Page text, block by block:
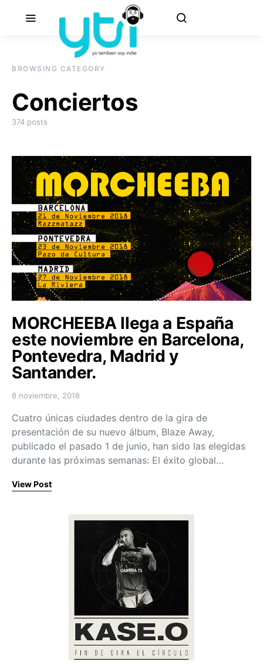
BROWSING CATEGORY
Conciertos
374 posts
MORCHEEBA llega a España
este noviembre en Barcelona,
Pontevedra, Madrid y
Santander.
Posted on
8 noviembre, 2018
Cuatro únicas ciudades dentro de la gira de
presentación de su nuevo álbum, Blaze Away,
publicado el pasado 1 de junio, han sido las elegidas
durante las próximas semanas: El éxito global…
View Post